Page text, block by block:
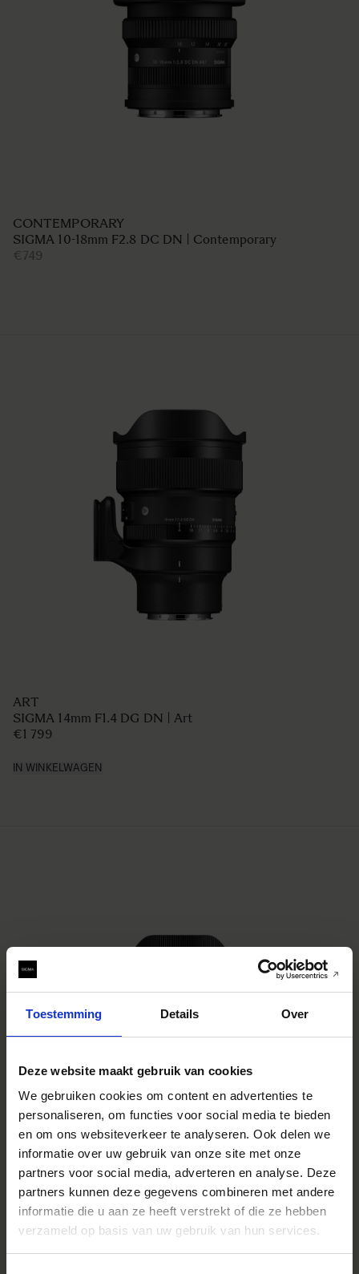
Toestemming Details Over
Deze website maakt gebruik van cookies
We gebruiken cookies om content en advertenties te
personaliseren, om functies voor social media te bieden
en om ons websiteverkeer te analyseren. Ook delen we
informatie over uw gebruik van onze site met onze
partners voor social media, adverteren en analyse. Deze
partners kunnen deze gegevens combineren met andere
informatie die u aan ze heeft verstrekt of die ze hebben
verzameld op basis van uw gebruik van hun services.
CONTEMPORARY
SIGMA 10-18mm F2.8 DC DN | Contemporary
€749
ART
SIGMA 14mm F1.4 DG DN | Art
€1 799
IN WINKELWAGEN
CONTEMPORARY
SIGMA 17mm F4 DG DN | Contemporary
€629